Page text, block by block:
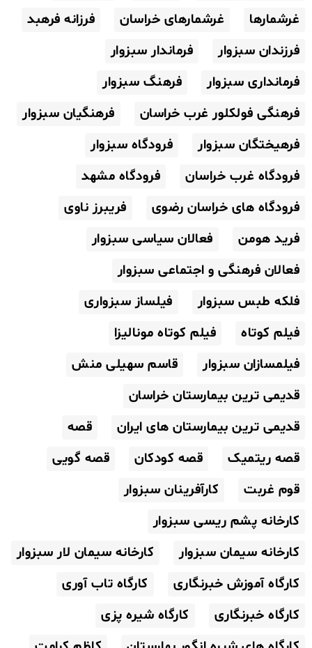
غرشمارها
غرشمارهای خراسان
فرزانه فرهبد
فرزندان سبزوار
فرماندار سبزوار
فرمانداری سبزوار
فرهنگ سبزوار
فرهنگی فولکلور غرب خراسان
فرهنگیان سبزوار
فرهیختگان سبزوار
فرودگاه سبزوار
فرودگاه غرب خراسان
فرودگاه مشهد
فرودگاه های خراسان رضوی
فریبرز ناوی
فرید هومن
فعالان سیاسی سبزوار
فعالان فرهنگی و اجتماعی سبزوار
فلکه طبس سبزوار
فیلساز سبزواری
فیلم کوتاه
فیلم کوتاه مونالیزا
فیلمسازان سبزوار
قاسم سهیلی منش
قدیمی ترین بیمارستان خراسان
قدیمی ترین بیمارستان های ایران
قصه
قصه ریتمیک
قصه کودکان
قصه گویی
قوم غربت
کارآفرینان سبزوار
کارخانه پشم ریسی سبزوار
کارخانه سیمان سبزوار
کارخانه سیمان لار سبزوار
کارگاه آموزش خبرنگاری
کارگاه تاب آوری
کارگاه خبرنگاری
کارگاه شیره پزی